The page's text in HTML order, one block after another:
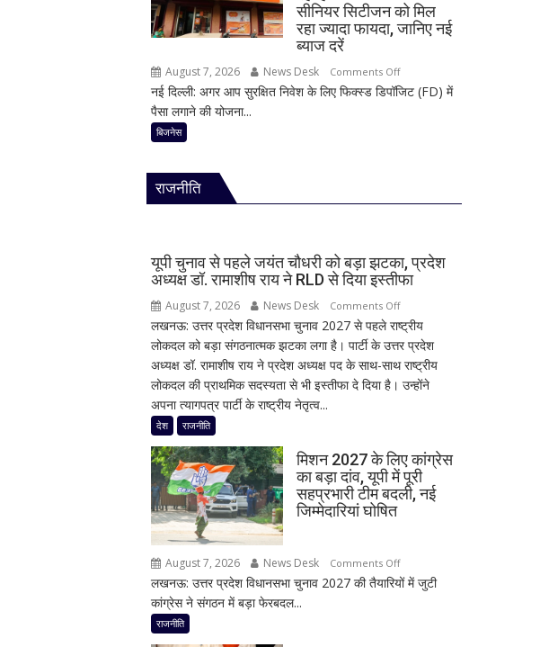
मौत,
कई
145
ट्रांसफार्मर
अलर्ट
सीनियर सिटीजन को मिल
रहा ज्यादा फायदा, जानिए नई
ब्याज दरें
August 7, 2026 News Desk Comments Offon
1
Bank
of
Baroda?
सीनियर
सिटीजन
को
मिल
जानिए
नई
ब्याज
नई दिल्ली: अगर आप सुरक्षित निवेश के लिए फिक्स्ड डिपॉजिट (FD) में
पैसा लगाने की योजना...
बिजनेस
राजनीति
यूपी चुनाव से पहले जयंत चौधरी को बड़ा झटका, प्रदेश
अध्यक्ष डॉ. रामाशीष राय ने RLD से दिया इस्तीफा
August 7, 2026 News Desk Comments Offon
यूपी
चुनाव
से
पहले
बड़ा
झटका,
प्रदेश
रामाशीष
राय
लखनऊ: उत्तर प्रदेश विधानसभा चुनाव 2027 से पहले राष्ट्रीय
लोकदल को बड़ा संगठनात्मक झटका लगा है। पार्टी के उत्तर प्रदेश
अध्यक्ष डॉ. रामाशीष राय ने प्रदेश अध्यक्ष पद के साथ-साथ राष्ट्रीय
लोकदल की प्राथमिक सदस्यता से भी इस्तीफा दे दिया है। उन्होंने
अपना त्यागपत्र पार्टी के राष्ट्रीय नेतृत्व...
देश राजनीति
मिशन 2027 के लिए कांग्रेस
का बड़ा दांव, यूपी में पूरी
सहप्रभारी टीम बदली, नई
जिम्मेदारियां घोषित
August 7, 2026 News Desk Comments Offon
मिशन
लखनऊ: उत्तर प्रदेश विधानसभा चुनाव 2027 की तैयारियों में जुटी
कांग्रेस ने संगठन में बड़ा फेरबदल...
राजनीति